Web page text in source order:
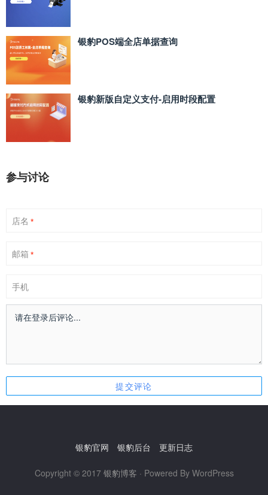
银豹POS端全店单据查询
银豹新版自定义支付‑启用时段配置
参与讨论
店名 *
邮箱 *
手机
银豹官网 银豹后台 更新日志
Copyright © 2017 银豹博客 · Powered By WordPress